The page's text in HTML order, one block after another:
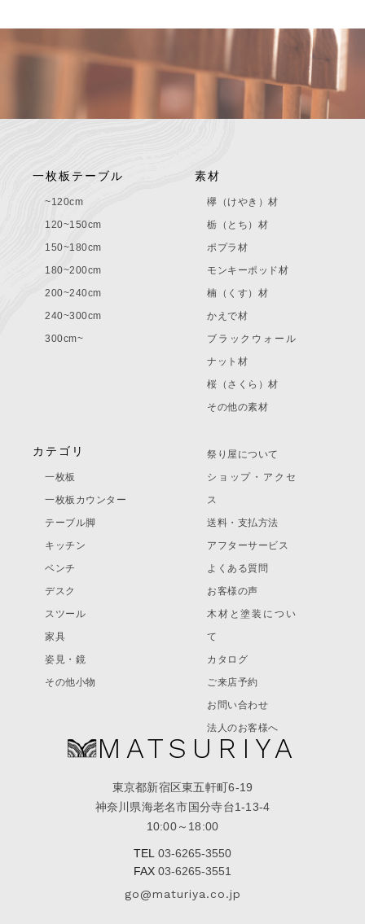
MATSURIYA
東京都新宿区東五軒町6-19
神奈川県海老名市国分寺台1-13-4
10:00～18:00
TEL 03-6265-3550
FAX 03-6265-3551
go@maturiya.co.jp
一枚板テーブル
~120cm
120~150cm
150~180cm
180~200cm
200~240cm
240~300cm
300cm~
素材
欅（けやき）材
栃（とち）材
ポプラ材
モンキーポッド材
楠（くす）材
かえで材
ブラックウォール
ナット材
桜（さくら）材
その他の素材
カテゴリ
一枚板
一枚板カウンター
テーブル脚
キッチン
ベンチ
デスク
スツール
家具
姿見・鏡
その他小物
祭り屋について
ショップ・アクセ
ス
送料・支払方法
アフターサービス
よくある質問
お客様の声
木材と塗装につい
て
カタログ
ご来店予約
お問い合わせ
法人のお客様へ